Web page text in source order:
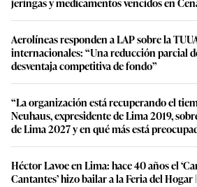
Aerolíneas responden a LAP sobre la
internacionales: “Una reducción parcial
desventaja competitiva de fondo”
“La organización está recuperando el
Neuhaus, expresidente de Lima 2019,
de Lima 2027 y en qué más está
Héctor Lavoe en Lima: hace 40 años el
Cantantes’ hizo bailar a la Feria del Hogar